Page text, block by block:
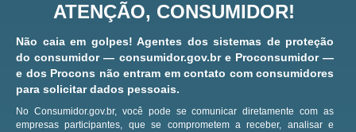
ATENÇÃO, CONSUMIDOR!
Não caia em golpes! Agentes dos sistemas de proteção
do consumidor — consumidor.gov.br e Proconsumidor —
e dos Procons não entram em contato com consumidores
para solicitar dados pessoais.
No Consumidor.gov.br, você pode se comunicar diretamente com as
empresas participantes, que se comprometem a receber, analisar e